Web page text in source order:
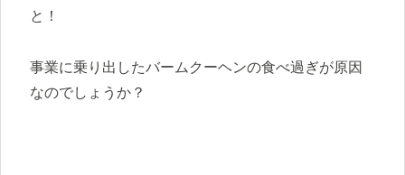
と！
事業に乗り出したバームクーヘンの食べ過ぎが原因
なのでしょうか？